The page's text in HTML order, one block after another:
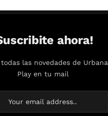
ahora!
las novedades de Urbana
Play en tu mail